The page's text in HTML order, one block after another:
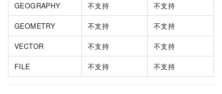
GEOGRAPHY 不支持 不支持
GEOMETRY 不支持 不支持
VECTOR 不支持 不支持
FILE 不支持 不支持